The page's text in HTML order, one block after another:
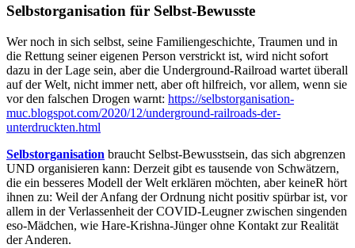
Selbstorganisation für Selbst-Bewusste
Wer noch in sich selbst, seine Familiengeschichte, Traumen und in
die Rettung seiner eigenen Person verstrickt ist, wird nicht sofort
dazu in der Lage sein, aber die Underground-Railroad wartet überall
auf der Welt, nicht immer nett, aber oft hilfreich, vor allem, wenn sie
vor den falschen Drogen warnt: https://selbstorganisation-
muc.blogspot.com/2020/12/underground-railroads-der-
unterdruckten.html
Selbstorganisation braucht Selbst-Bewusstsein, das sich abgrenzen
UND organisieren kann: Derzeit gibt es tausende von Schwätzern,
die ein besseres Modell der Welt erklären möchten, aber keineR hört
ihnen zu: Weil der Anfang der Ordnung nicht positiv spürbar ist, vor
allem in der Verlassenheit der COVID-Leugner zwischen singenden
eso-Mädchen, wie Hare-Krishna-Jünger ohne Kontakt zur Realität
der Anderen.